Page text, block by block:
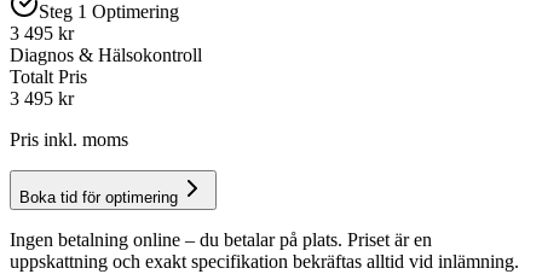
Steg 1 Optimering
3 495 kr
Diagnos & Hälsokontroll
Totalt Pris
3 495 kr
Pris inkl. moms
Boka tid för optimering
Ingen betalning online – du betalar på plats. Priset är en
uppskattning och exakt specifikation bekräftas alltid vid inlämning.